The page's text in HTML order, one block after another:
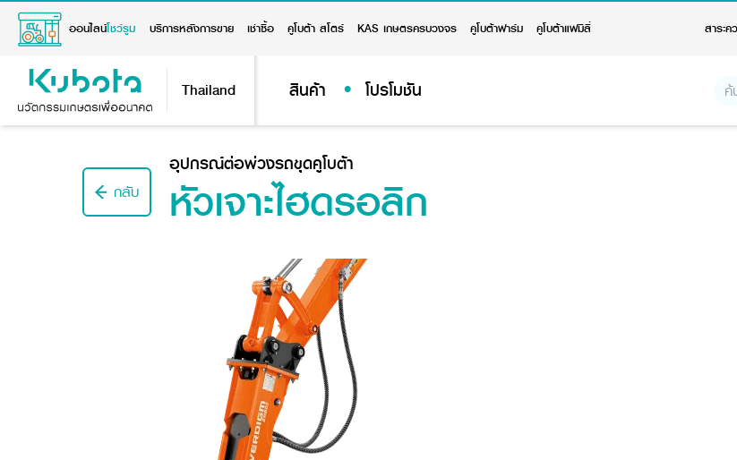
ออนไลน์โชว์รูม บริการหลังการขาย เช่าซื้อ คูโบต้า สโตร์ KAS เกษตรครบวงจร คูโบต้าฟาร์ม คูโบต้าแฟมิลี่ สาระค
Thailand สินค้า โปรโมชัน
กลับ
อุปกรณ์ต่อพ่วงรถขุดคูโบต้า
หัวเจาะไฮดรอลิก